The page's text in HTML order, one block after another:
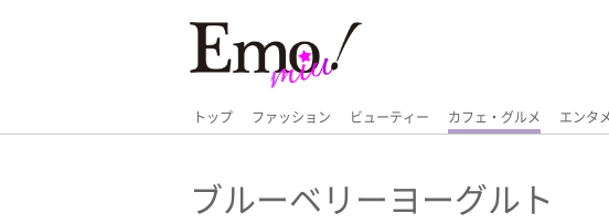
トップ ファッション ビューティー カフェ・グルメ エンタ
ブルーベリーヨーグルト